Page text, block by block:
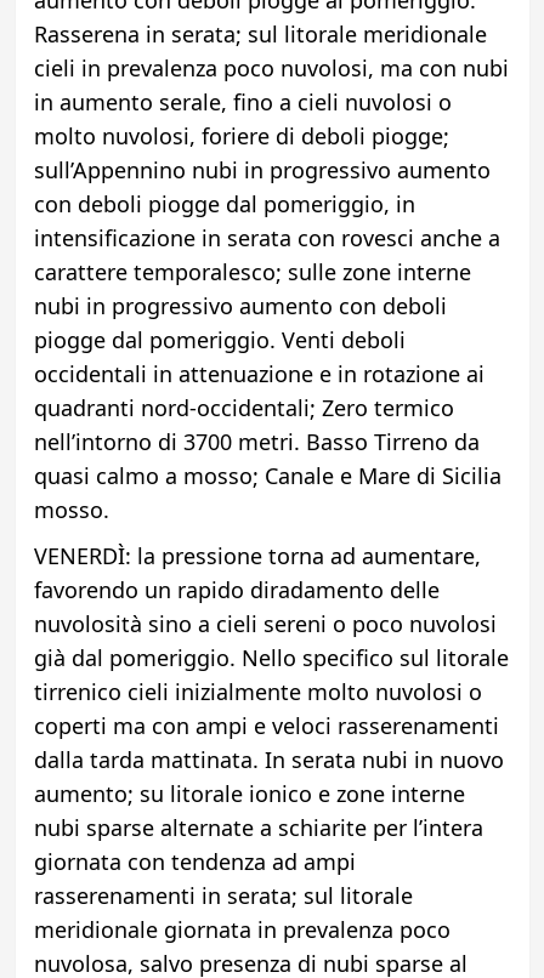
Rasserena in serata; sul litorale meridionale
cieli in prevalenza poco nuvolosi, ma con nubi
in aumento serale, fino a cieli nuvolosi o
molto nuvolosi, foriere di deboli piogge;
sull’Appennino nubi in progressivo aumento
con deboli piogge dal pomeriggio, in
intensificazione in serata con rovesci anche a
carattere temporalesco; sulle zone interne
nubi in progressivo aumento con deboli
piogge dal pomeriggio. Venti deboli
occidentali in attenuazione e in rotazione ai
quadranti nord-occidentali; Zero termico
nell’intorno di 3700 metri. Basso Tirreno da
quasi calmo a mosso; Canale e Mare di Sicilia
mosso.
VENERDÌ: la pressione torna ad aumentare,
favorendo un rapido diradamento delle
nuvolosità sino a cieli sereni o poco nuvolosi
già dal pomeriggio. Nello specifico sul litorale
tirrenico cieli inizialmente molto nuvolosi o
coperti ma con ampi e veloci rasserenamenti
dalla tarda mattinata. In serata nubi in nuovo
aumento; su litorale ionico e zone interne
nubi sparse alternate a schiarite per l’intera
giornata con tendenza ad ampi
rasserenamenti in serata; sul litorale
meridionale giornata in prevalenza poco
nuvolosa, salvo presenza di nubi sparse al